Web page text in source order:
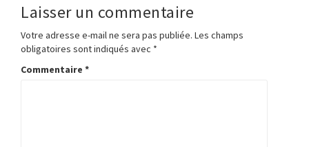
Laisser un commentaire
Votre adresse e-mail ne sera pas publiée. Les champs
obligatoires sont indiqués avec *
Commentaire *